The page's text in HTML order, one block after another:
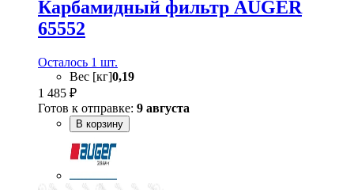
Карбамидный фильтр AUGER
65552
Осталось 1 шт.
Вес [кг]0,19
1 485 ₽
Готов к отправке: 9 августа
В корзину